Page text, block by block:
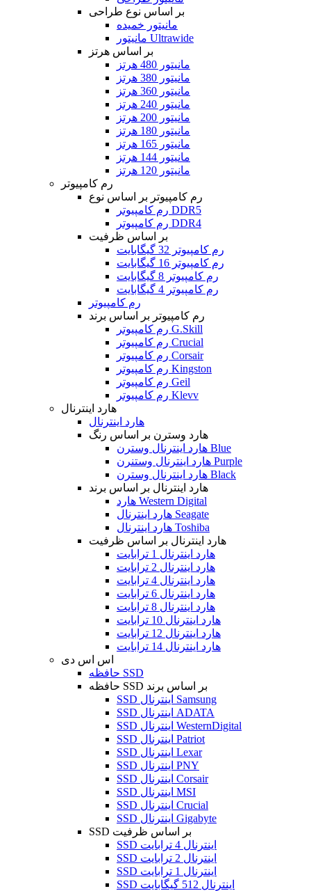
بر اساس نوع طراحی
مانیتور خمیده
مانیتور Ultrawide
بر اساس هرتز
مانیتور 480 هرتز
مانیتور 380 هرتز
مانیتور 360 هرتز
مانیتور 240 هرتز
مانیتور 200 هرتز
مانیتور 180 هرتز
مانیتور 165 هرتز
مانیتور 144 هرتز
مانیتور 120 هرتز
رم کامپیوتر
رم کامپیوتر بر اساس نوع
رم کامپیوتر DDR5
رم کامپیوتر DDR4
بر اساس ظرفیت
رم کامپیوتر 32 گیگابایت
رم کامپیوتر 16 گیگابایت
رم کامپیوتر 8 گیگابایت
رم کامپیوتر 4 گیگابایت
رم کامپیوتر
رم کامپیوتر بر اساس برند
رم کامپیوتر G.Skill
رم کامپیوتر Crucial
رم کامپیوتر Corsair
رم کامپیوتر Kingston
رم کامپیوتر Geil
رم کامپیوتر Klevv
هارد اینترنال
هارد اینترنال
هارد وسترن بر اساس رنگ
هارد اینترنال وسترن Blue
هارد اینترنال وستنرن Purple
هارد اینترنال وسترن Black
هارد اینترنال بر اساس برند
هارد Western Digital
هارد اینترنال Seagate
هارد اینترنال Toshiba
هارد اینترنال بر اساس ظرفیت
هارد اینترنال 1 ترابایت
هارد اینترنال 2 ترابایت
هارد اینترنال 4 ترابایت
هارد اینترنال 6 ترابایت
هارد اینترنال 8 ترابایت
هارد اینترنال 10 ترابایت
هارد اینترنال 12 ترابایت
هارد اینترنال 14 ترابایت
اس اس دی
حافظه SSD
حافظه SSD بر اساس برند
SSD اینترنال Samsung
SSD اینترنال ADATA
SSD اینترنال WesternDigital
SSD اینترنال Patriot
SSD اینترنال Lexar
SSD اینترنال PNY
SSD اینترنال Corsair
SSD اینترنال MSI
SSD اینترنال Crucial
SSD اینترنال Gigabyte
SSD بر اساس ظرفیت
SSD اینترنال 4 ترابایت
SSD اینترنال 2 ترابایت
SSD اینترنال 1 ترابایت
SSD اینترنال 512 گیگابایت